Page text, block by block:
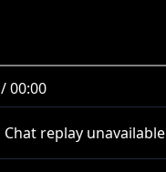
/00:00
Chat replay unavailable